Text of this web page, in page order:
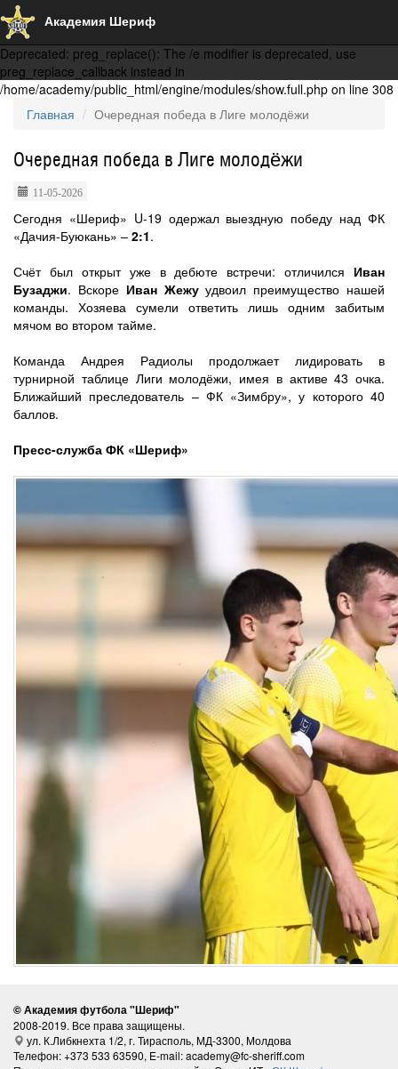
Deprecated: preg_replace(): The /e modifier is deprecated, use
preg_replace_callback instead in
/home/academy/public_html/engine/modules/show.full.php on line 308
Академия Шериф
Главная Очередная победа в Лиге молодёжи
Очередная победа в Лиге молодёжи
11-05-2026
Сегодня «Шериф» U-19 одержал выездную победу над ФК
«Дачия-Буюкань» – 2:1.
Счёт был открыт уже в дебюте встречи: отличился Иван
Бузаджи. Вскоре Иван Жежуудвоил преимущество нашей
команды. Хозяева сумели ответить лишь одним забитым
мячом во втором тайме.
Команда Андрея Радиолы продолжает лидировать в
турнирной таблице Лиги молодёжи, имея в активе 43 очка.
Ближайший преследователь – ФК «Зимбру», у которого 40
баллов.
Пресс-служба ФК «Шериф»
© Академия футбола "Шериф"
2008-2019. Все права защищены.
ул. К.Либкнехта 1/2, г. Тирасполь, МД-3300, Молдова
Телефон: +373 533 63590, E-mail: academy@fc-sheriff.com